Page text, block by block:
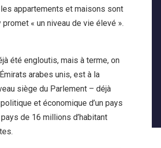
appartements et maisons sont
promet « un niveau de vie élevé ».
été engloutis, mais à terme, on
arabes unis, est à la
siège du Parlement – déjà
et économique d’un pays
de 16 millions d’habitant